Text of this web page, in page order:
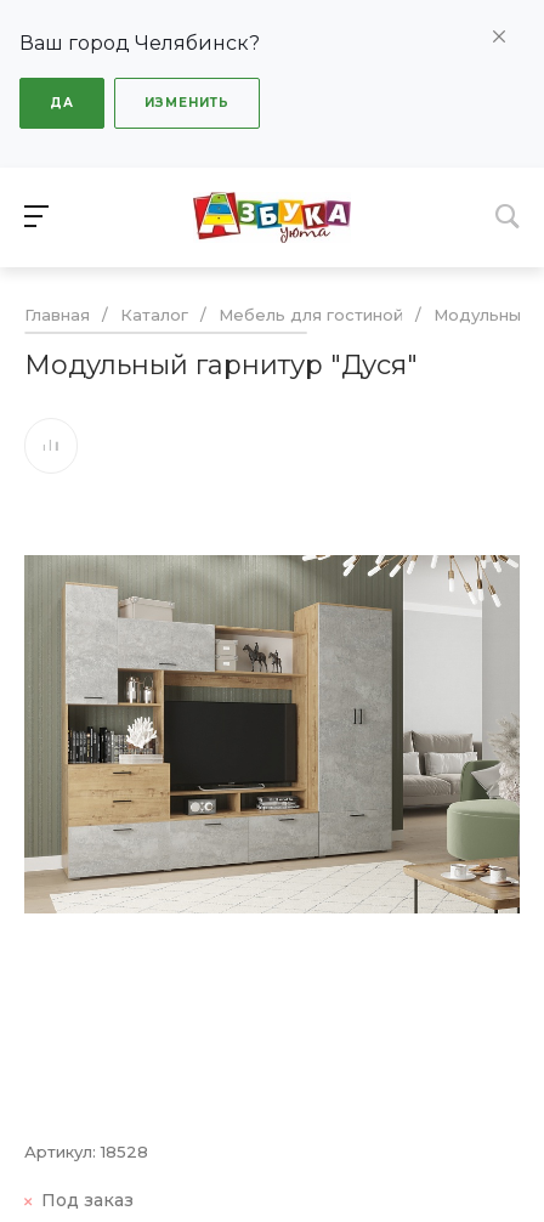
Ваш город Челябинск?
ДА ИЗМЕНИТЬ
Главная / Каталог / Мебель для гостиной / Модульные
Модульный гарнитур "Дуся"
Артикул:18528
Под заказ